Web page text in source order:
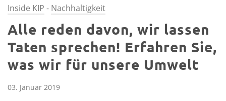
Inside KIP - Nachhaltigkeit
Alle reden davon, wir lassen
Taten sprechen! Erfahren Sie,
was wir für unsere Umwelt
03. Januar 2019